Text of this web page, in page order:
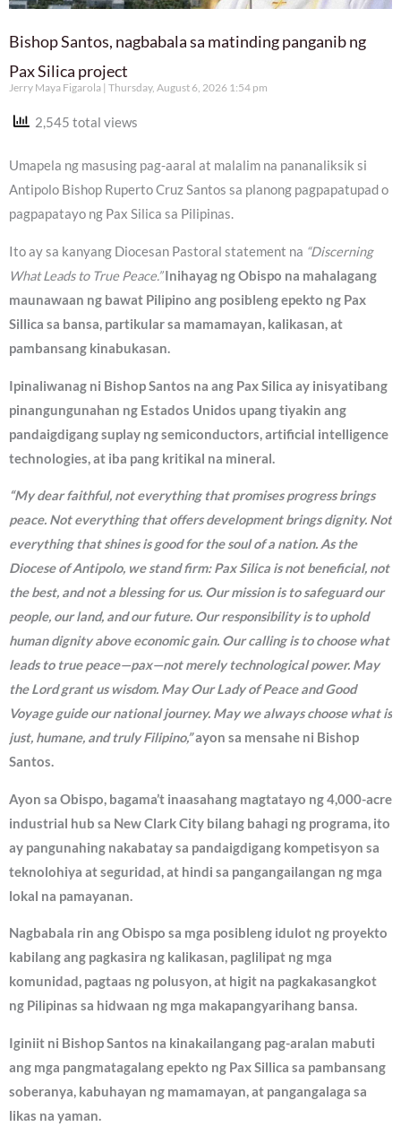
Bishop Santos, nagbabala sa matinding panganib ng
Pax Silica project
Jerry Maya Figarola Thursday, August 6, 2026 1:54 pm
2,545 total views
Umapela ng masusing pag-aaral at malalim na pananaliksik si
Antipolo Bishop Ruperto Cruz Santos sa planong pagpapatupad o
pagpapatayo ng Pax Silica sa Pilipinas.
Ito ay sa kanyang Diocesan Pastoral statement na “Discerning
What Leads to True Peace.”Inihayag ng Obispo na mahalagang
maunawaan ng bawat Pilipino ang posibleng epekto ng Pax
Sillica sa bansa, partikular sa mamamayan, kalikasan, at
pambansang kinabukasan.
Ipinaliwanag ni Bishop Santos na ang Pax Silica ay inisyatibang
pinangungunahan ng Estados Unidos upang tiyakin ang
pandaigdigang suplay ng semiconductors, artificial intelligence
technologies, at iba pang kritikal na mineral.
“My dear faithful, not everything that promises progress brings
peace. Not everything that offers development brings dignity. Not
everything that shines is good for the soul of a nation. As the
Diocese of Antipolo, we stand firm: Pax Silica is not beneficial, not
the best, and not a blessing for us. Our mission is to safeguard our
people, our land, and our future. Our responsibility is to uphold
human dignity above economic gain. Our calling is to choose what
leads to true peace—pax—not merely technological power. May
the Lord grant us wisdom. May Our Lady of Peace and Good
Voyage guide our national journey. May we always choose what is
just, humane, and truly Filipino,”ayon sa mensahe ni Bishop
Santos.
Ayon sa Obispo, bagama’t inaasahang magtatayo ng 4,000-acre
industrial hub sa New Clark City bilang bahagi ng programa, ito
ay pangunahing nakabatay sa pandaigdigang kompetisyon sa
teknolohiya at seguridad, at hindi sa pangangailangan ng mga
lokal na pamayanan.
Nagbabala rin ang Obispo sa mga posibleng idulot ng proyekto
kabilang ang pagkasira ng kalikasan, paglilipat ng mga
komunidad, pagtaas ng polusyon, at higit na pagkakasangkot
ng Pilipinas sa hidwaan ng mga makapangyarihang bansa.
Iginiit ni Bishop Santos na kinakailangang pag-aralan mabuti
ang mga pangmatagalang epekto ng Pax Sillica sa pambansang
soberanya, kabuhayan ng mamamayan, at pangangalaga sa
likas na yaman.